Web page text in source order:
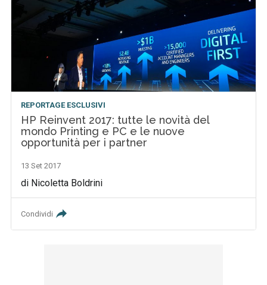
REPORTAGE ESCLUSIVI
HP Reinvent 2017: tutte le novità del
mondo Printing e PC e le nuove
opportunità per i partner
13 Set 2017
di Nicoletta Boldrini
Condividi